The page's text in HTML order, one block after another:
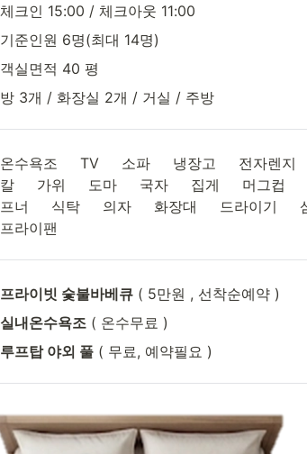
체크인 15:00 / 체크아웃 11:00
기준인원 6명(최대 14명)
객실면적 40 평
방 3개 / 화장실 2개 / 거실 / 주방
온수욕조     TV     소파     냉장고     전자렌지
칼     가위     도마     국자     집게     머그컵
프너     식탁     의자     화장대     드라이기
프라이팬
프라이빗 숯불바베큐 ( 5만원 , 선착순예약 )
실내온수욕조 ( 온수무료 )
루프탑 야외 풀 ( 무료, 예약필요 )